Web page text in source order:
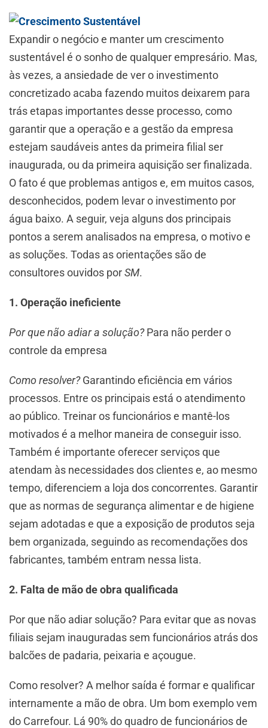
Expandir o negócio e manter um crescimento
sustentável é o sonho de qualquer empresário. Mas,
às vezes, a ansiedade de ver o investimento
concretizado acaba fazendo muitos deixarem para
trás etapas importantes desse processo, como
garantir que a operação e a gestão da empresa
estejam saudáveis antes da primeira filial ser
inaugurada, ou da primeira aquisição ser finalizada.
O fato é que problemas antigos e, em muitos casos,
desconhecidos, podem levar o investimento por
água baixo. A seguir, veja alguns dos principais
pontos a serem analisados na empresa, o motivo e
as soluções. Todas as orientações são de
consultores ouvidos porSM.
1. Operação ineficiente
Por que não adiar a solução?Para não perder o
controle da empresa
Como resolver?Garantindo eficiência em vários
processos. Entre os principais está o atendimento
ao público. Treinar os funcionários e mantê-los
motivados é a melhor maneira de conseguir isso.
Também é importante oferecer serviços que
atendam às necessidades dos clientes e, ao mesmo
tempo, diferenciem a loja dos concorrentes. Garantir
que as normas de segurança alimentar e de higiene
sejam adotadas e que a exposição de produtos seja
bem organizada, seguindo as recomendações dos
fabricantes, também entram nessa lista.
2. Falta de mão de obra qualificada
Por que não adiar solução? Para evitar que as novas
filiais sejam inauguradas sem funcionários atrás dos
balcões de padaria, peixaria e açougue.
Como resolver? A melhor saída é formar e qualificar
internamente a mão de obra. Um bom exemplo vem
do Carrefour. Lá 90% do quadro de funcionários de